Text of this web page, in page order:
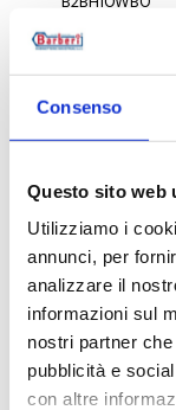
Consenso
Questo sito web
Utilizziamo i
annunci, per
analizzare il
informazioni sul
nostri partner
pubblicità e
con altre
B2BL15WB0
B2BH10WBP
B2BL15BM0
B2BH10BMP
B2BL15BMP